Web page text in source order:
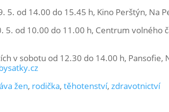
5. od 14.00 do 15.45 h, Kino Perštýn, Na
5. od 10.00 do 11.00 h, Centrum volného
v sobotu od 12.30 do 14.00 h,
žen, rodička,těhotenství,zdravotnictví